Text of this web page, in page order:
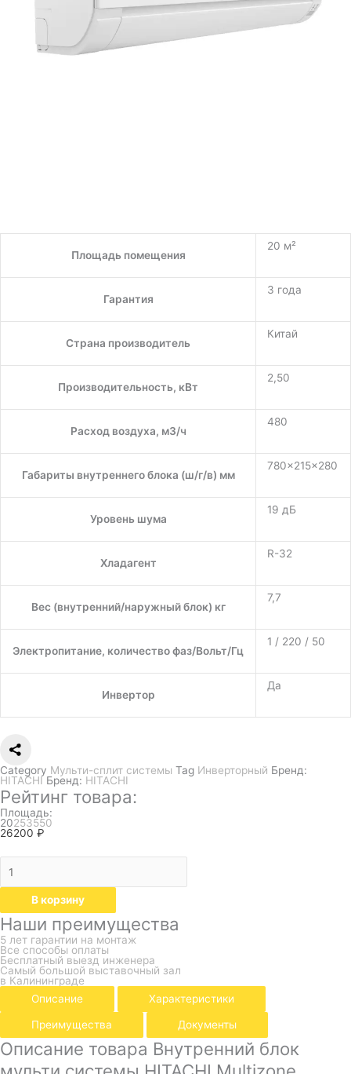
Площадь помещения
20 м²
Гарантия
3 года
Страна производитель
Китай
Производительность, кВт
2,50
Расход воздуха, м3/ч
480
Габариты внутреннего блока (ш/г/в) мм
780×215×280
Уровень шума
19 дБ
Хладагент
R-32
Вес (внутренний/наружный блок) кг
7,7
Электропитание, количество фаз/Вольт/Гц
1 / 220 / 50
Инвертор
Да
Category Мульти-сплит системы Tag Инверторный Бренд:
HITACHI Бренд: HITACHI
Рейтинг товара:
Площадь:
20253550
26200 ₽
В корзину
Наши преимущества
5 лет гарантии на монтаж
Все способы оплаты
Бесплатный выезд инженера
Самый большой выставочный зал
в Калининграде
Описание
Характеристики
Преимущества Документы
Описание товара Внутренний блок